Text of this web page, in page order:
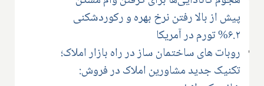
پیش از بالا رفتن نرخ بهره و رکوردشکنی
۶.۲% تورم در آمریکا
روبات های ساختمان ساز در راه بازار املاک؛
تکنیک جدید مشاورین املاک در فروش: